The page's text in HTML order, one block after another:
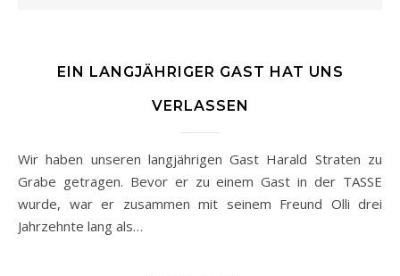
EIN LANGJÄHRIGER GAST HAT UNS
VERLASSEN
Wir haben unseren langjährigen Gast Harald Straten zu
Grabe getragen. Bevor er zu einem Gast in der TASSE
wurde, war er zusammen mit seinem Freund Olli drei
Jahrzehnte lang als…